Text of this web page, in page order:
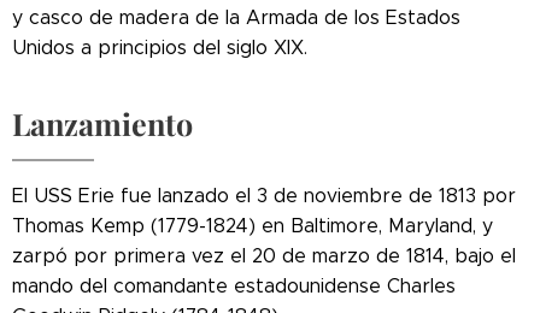
y casco de madera de la Armada de los Estados
Unidos a principios del siglo XIX.
Lanzamiento
El USS Erie fue lanzado el 3 de noviembre de 1813 por
Thomas Kemp (1779-1824) en Baltimore, Maryland, y
zarpó por primera vez el 20 de marzo de 1814, bajo el
mando del comandante estadounidense Charles